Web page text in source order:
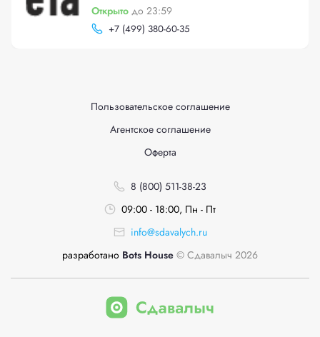
Открыто до 23:59
+7 (499) 380-60-35
Пользовательское соглашение
Агентское соглашение
Оферта
8 (800) 511-38-23
09:00 - 18:00, Пн - Пт
info@sdavalych.ru
разработано Bots House © Сдавалыч 2026